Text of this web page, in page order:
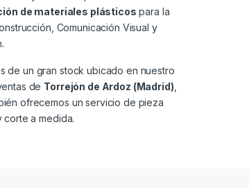
de materiales plásticos para la
Comunicación Visual y
de un gran stock ubicado en nuestro
de Torrejón de Ardoz (Madrid)
ofrecemos un servicio de pieza
corte a medida.